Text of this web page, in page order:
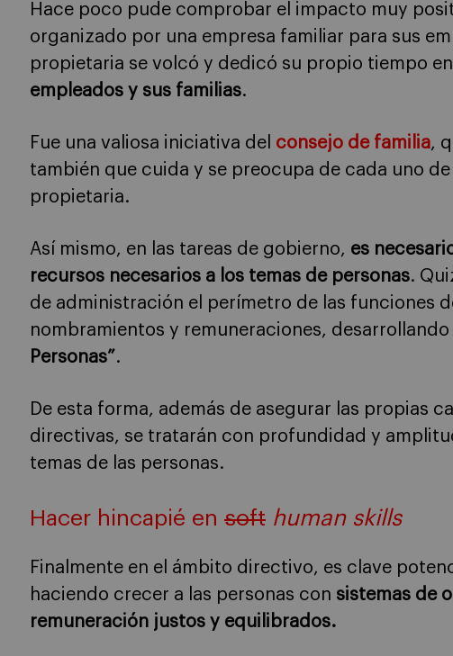
Hace poco pude comprobar el impacto muy
organizado por una empresa familiar para sus
propietaria se volcó y dedicó su propio tiempo en
empleados y sus familias.
Fue una valiosa iniciativa del consejo de familia,
también que cuida y se preocupa de cada uno
propietaria.
Así mismo, en las tareas de gobierno, es
recursos necesarios a los temas de personas.
de administración el perímetro de las funciones
nombramientos y remuneraciones, desarrollando
Personas”.
De esta forma, además de asegurar las propias
directivas, se tratarán con profundidad y
temas de las personas.
Hacer hincapié en soft human skills
Finalmente en el ámbito directivo, es clave
haciendo crecer a las personas con sistemas de
remuneración justos y equilibrados.